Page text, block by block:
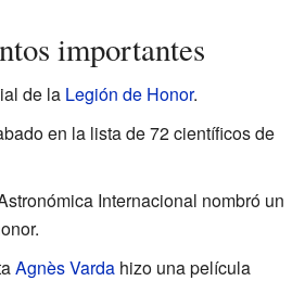
importantes
de la Legión de Honor.
en la lista de 72 científicos de
Internacional nombró un
Agnès Varda hizo una película